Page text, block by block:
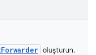
oluşturun.